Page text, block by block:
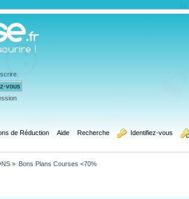
de Réduction Aide Recherche Identifiez-vous
» Bons Plans Courses <70%